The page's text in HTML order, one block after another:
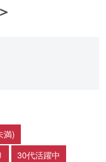
満)
30代活躍中